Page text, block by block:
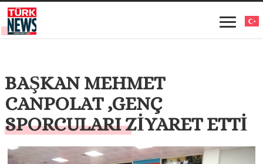
BAŞKAN MEHMET
CANPOLAT ,GENÇ
SPORCULARI ZİYARET ETTİ